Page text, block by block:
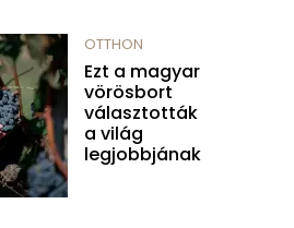
OTTHON
Ezt a magyar
vörösbort
választották
a világ
legjobbjának